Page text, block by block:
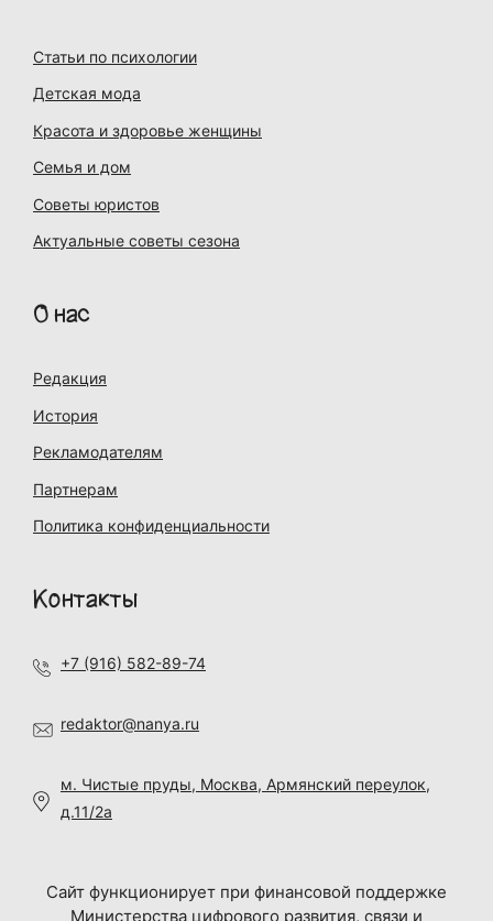
Статьи по психологии
Детская мода
Красота и здоровье женщины
Семья и дом
Советы юристов
Актуальные советы сезона
О нас
Редакция
История
Рекламодателям
Партнерам
Политика конфиденциальности
Контакты
+7 (916) 582-89-74
redaktor@nanya.ru
м. Чистые пруды, Москва, Армянский переулок,
д.11/2а
Сайт функционирует при финансовой поддержке
Министерства цифрового развития, связи и